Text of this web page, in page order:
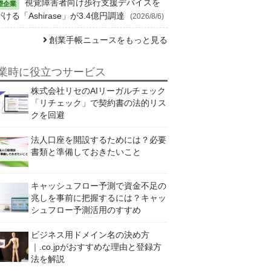
視覚障害者向け歩行支援デバイスを
ける「Ashirase」が3.4億円調達
(2026/8/6)
創業手帳ニュースをもっと見る
時に役立つサービス
株式会社リセのAIリーガルチェック
「リチェック」で契約書の法的リス
クを回避
法人口座を開設するためには？必要
書類と準備しておきたいこと
キャッシュフロー予測で資金不足の
兆しを事前に把握するには？キャッ
シュフロー予測活用のすすめ
ビジネス用ドメイン名の決め方
｜.co.jpがおすすめな理由と登録方
法を解説